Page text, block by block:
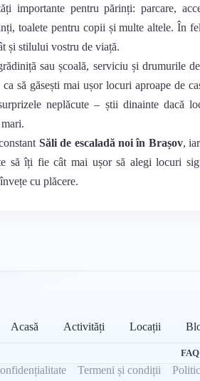
importante pentru părinți: parcare,
toalete pentru copii și multe altele. În
și stilului vostru de viață.
sau școală, serviciu și drumurile
să găsești mai ușor locuri aproape de
neplăcute – știi dinainte dacă
Săli de escaladă noi în Brașov,
să îți fie cât mai ușor să alegi locuri
cu plăcere.
Acasă Activități Locații
FAQ
Termeni și condiții